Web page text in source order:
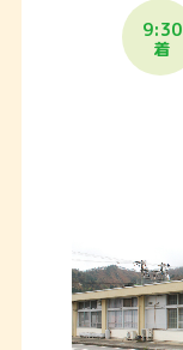
9:30
着